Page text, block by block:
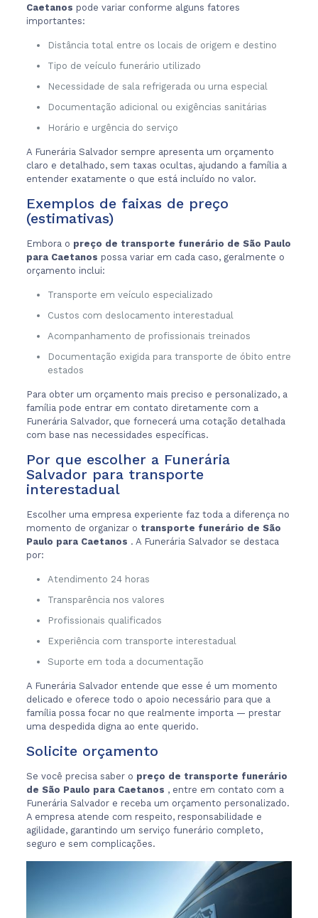
Caetanos pode variar conforme alguns fatores
importantes:
Distância total entre os locais de origem e destino
Tipo de veículo funerário utilizado
Necessidade de sala refrigerada ou urna especial
Documentação adicional ou exigências sanitárias
Horário e urgência do serviço
A Funerária Salvador sempre apresenta um orçamento
claro e detalhado, sem taxas ocultas, ajudando a família a
entender exatamente o que está incluído no valor.
Exemplos de faixas de preço
(estimativas)
Embora o preço de transporte funerário de São Paulo
para Caetanos possa variar em cada caso, geralmente o
orçamento inclui:
Transporte em veículo especializado
Custos com deslocamento interestadual
Acompanhamento de profissionais treinados
Documentação exigida para transporte de óbito entre
estados
Para obter um orçamento mais preciso e personalizado, a
família pode entrar em contato diretamente com a
Funerária Salvador, que fornecerá uma cotação detalhada
com base nas necessidades específicas.
Por que escolher a Funerária
Salvador para transporte
interestadual
Escolher uma empresa experiente faz toda a diferença no
momento de organizar o transporte funerário de São
Paulo para Caetanos . A Funerária Salvador se destaca
por:
Atendimento 24 horas
Transparência nos valores
Profissionais qualificados
Experiência com transporte interestadual
Suporte em toda a documentação
A Funerária Salvador entende que esse é um momento
delicado e oferece todo o apoio necessário para que a
família possa focar no que realmente importa — prestar
uma despedida digna ao ente querido.
Solicite orçamento
Se você precisa saber o preço de transporte funerário
de São Paulo para Caetanos , entre em contato com a
Funerária Salvador e receba um orçamento personalizado.
A empresa atende com respeito, responsabilidade e
agilidade, garantindo um serviço funerário completo,
seguro e sem complicações.